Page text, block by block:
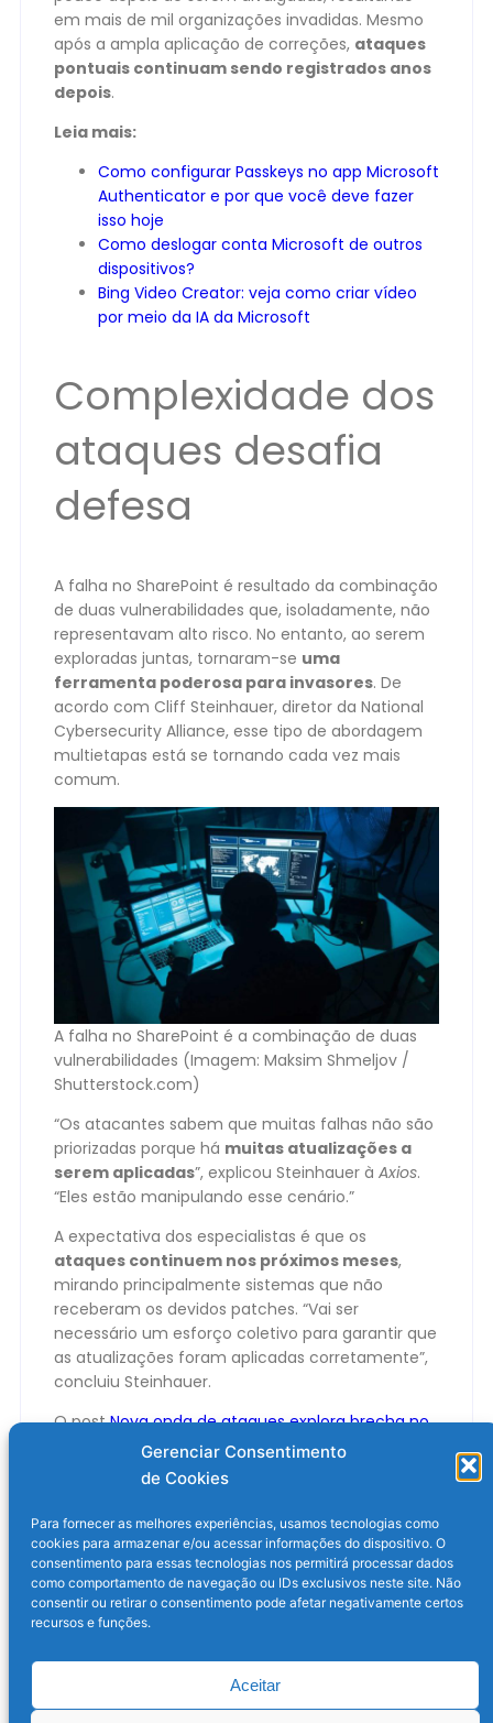
Gerenciar Consentimento
de Cookies
Para fornecer as melhores experiências, usamos tecnologias como
cookies para armazenar e/ou acessar informações do dispositivo. O
consentimento para essas tecnologias nos permitirá processar dados
como comportamento de navegação ou IDs exclusivos neste site. Não
consentir ou retirar o consentimento pode afetar negativamente certos
recursos e funções.
Aceitar
em mais de mil organizações invadidas. Mesmo
após a ampla aplicação de correções, ataques
pontuais continuam sendo registrados anos
depois.
Leia mais:
Como configurar Passkeys no app Microsoft
Authenticator e por que você deve fazer
isso hoje
Como deslogar conta Microsoft de outros
dispositivos?
Bing Video Creator: veja como criar vídeo
por meio da IA da Microsoft
Complexidade dos
ataques desafia
defesa
A falha no SharePoint é resultado da combinação
de duas vulnerabilidades que, isoladamente, não
representavam alto risco. No entanto, ao serem
exploradas juntas, tornaram-se uma
ferramenta poderosa para invasores. De
acordo com Cliff Steinhauer, diretor da National
Cybersecurity Alliance, esse tipo de abordagem
multietapas está se tornando cada vez mais
comum.
A falha no SharePoint é a combinação de duas
vulnerabilidades (Imagem: Maksim Shmeljov /
Shutterstock.com)
“Os atacantes sabem que muitas falhas não são
priorizadas porque há muitas atualizações a
serem aplicadas”, explicou Steinhauer à Axios.
“Eles estão manipulando esse cenário.”
A expectativa dos especialistas é que os
ataques continuem nos próximos meses,
mirando principalmente sistemas que não
receberam os devidos patches. “Vai ser
necessário um esforço coletivo para garantir que
as atualizações foram aplicadas corretamente”,
concluiu Steinhauer.
O postNova onda de ataques explora brecha no
Microsoft SharePointapareceu primeiro em